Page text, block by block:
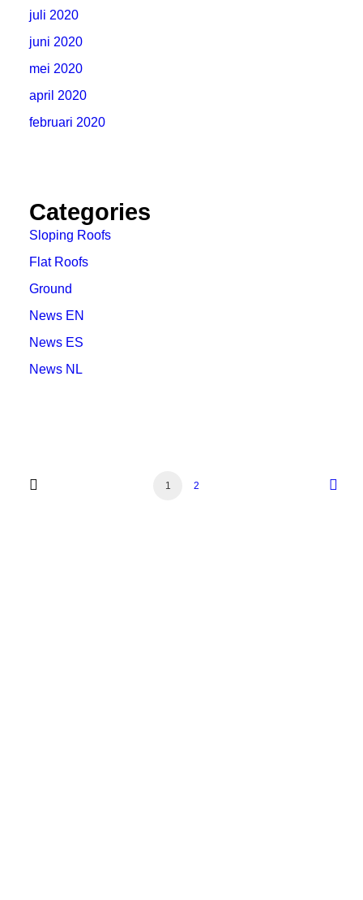
juli 2020
juni 2020
mei 2020
april 2020
februari 2020
Categories
Sloping Roofs
Flat Roofs
Ground
News EN
News ES
News NL
1 2